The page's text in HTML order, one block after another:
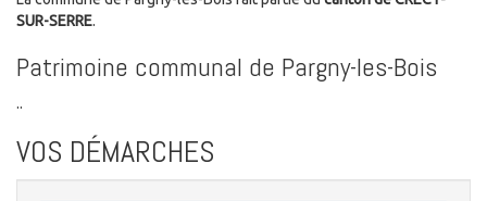
SUR-SERRE.
Patrimoine communal de Pargny-les-Bois
..
VOS DÉMARCHES